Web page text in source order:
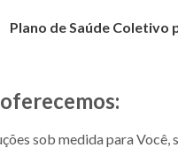
Plano de Saúde Coletivo
sob medida para Você,